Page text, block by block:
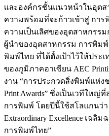
และองค์กรชั้นแนวหน้าในอุต
ความพร้อมที่จะก้าวเข้าสู่ การ
ความเป็นเลิศของอุตสาหกรร
ผู้นำของอุตสาหกรรม การพิม
พิมพ์ไทย ที่ได้ตั้งเป้าไว้ให้ประ
ของภูมิภาคอาเซียน AEC
งาน “การประกวดสิ่งพิมพ์แห่งช
Print Awards” ซึ่งเป็นเวทีให
การพิมพ์ โดยปีนี้ใช้สโลแกนว่า
Extraordinary Excellence เฉ
การพิมพ์ไทย”